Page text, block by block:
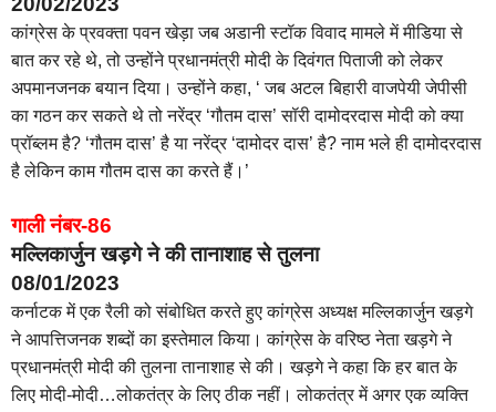
कांग्रेस के प्रवक्ता पवन खेड़ा जब अडानी स्टॉक विवाद मामले में मीडिया से
बात कर रहे थे, तो उन्होंने प्रधानमंत्री मोदी के दिवंगत पिताजी को लेकर
अपमानजनक बयान दिया। उन्होंने कहा, ‘ जब अटल बिहारी वाजपेयी जेपीसी
का गठन कर सकते थे तो नरेंद्र ‘गौतम दास’ सॉरी दामोदरदास मोदी को क्या
प्रॉब्लम है? ‘गौतम दास’ है या नरेंद्र ‘दामोदर दास’ है? नाम भले ही दामोदरदास
है लेकिन काम गौतम दास का करते हैं।’
गाली नंबर-86
मल्लिकार्जुन खड़गे ने की तानाशाह से तुलना
08/01/2023
कर्नाटक में एक रैली को संबोधित करते हुए कांग्रेस अध्यक्ष मल्लिकार्जुन खड़गे
ने आपत्तिजनक शब्दों का इस्तेमाल किया। कांग्रेस के वरिष्ठ नेता खड़गे ने
प्रधानमंत्री मोदी की तुलना तानाशाह से की। खड़गे ने कहा कि हर बात के
लिए मोदी-मोदी…लोकतंत्र के लिए ठीक नहीं। लोकतंत्र में अगर एक व्यक्ति